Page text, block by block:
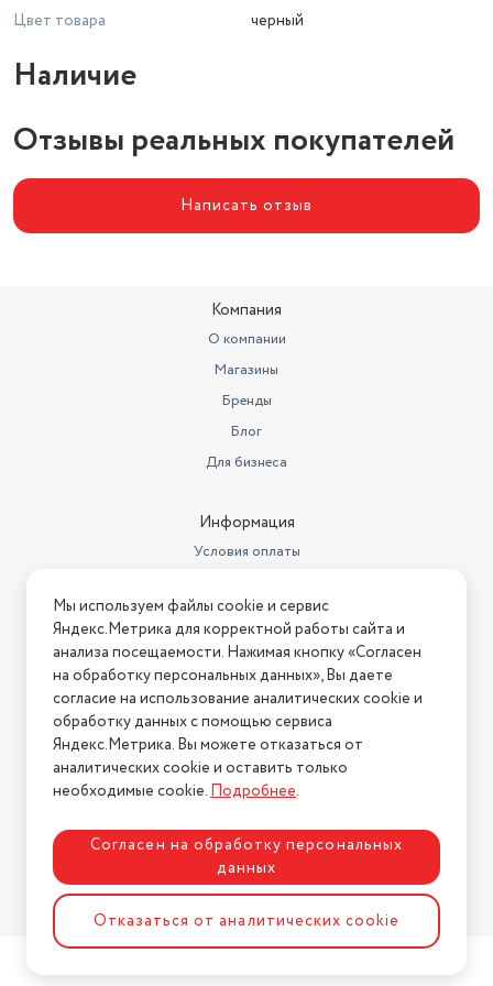
Цвет товара
черный
Наличие
Отзывы реальных покупателей
Написать отзыв
Компания
О компании
Магазины
Бренды
Блог
Для бизнеса
Информация
Условия оплаты
Условия возврата
Нашли ошибку на сайте? Напишите нам
2026 © Интернет-магазин "АстМаркет". У нас есть всё!
Политика конфиденциальности
Разработка сайтаASTDESIGN
Мы используем файлы cookie и сервис
Яндекс.Метрика для корректной работы сайта и
анализа посещаемости. Нажимая кнопку «Согласен
на обработку персональных данных», Вы даете
согласие на использование аналитических cookie и
обработку данных с помощью сервиса
Яндекс.Метрика. Вы можете отказаться от
аналитических cookie и оставить только
необходимые cookie.Подробнее.
Согласен на обработку персональных
данных
Отказаться от аналитических cookie